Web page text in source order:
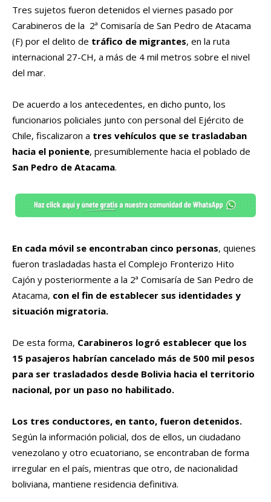
Tres sujetos fueron detenidos el viernes pasado por
Carabineros de la 2ª Comisaría de San Pedro de Atacama
(F) por el delito de tráfico de migrantes, en la ruta
internacional 27-CH, a más de 4 mil metros sobre el nivel
del mar.
De acuerdo a los antecedentes, en dicho punto, los
funcionarios policiales junto con personal del Ejército de
Chile, fiscalizaron a tres vehículos que se trasladaban
hacia el poniente, presumiblemente hacia el poblado de
San Pedro de Atacama.
En cada móvil se encontraban cinco personas, quienes
fueron trasladadas hasta el Complejo Fronterizo Hito
Cajón y posteriormente a la 2ª Comisaría de San Pedro de
Atacama, con el fin de establecer sus identidades y
situación migratoria.
De esta forma, Carabineros logró establecer que los
15 pasajeros habrían cancelado más de 500 mil pesos
para ser trasladados desde Bolivia hacia el territorio
nacional, por un paso no habilitado.
Los tres conductores, en tanto, fueron detenidos.
Según la información policial, dos de ellos, un ciudadano
venezolano y otro ecuatoriano, se encontraban de forma
irregular en el país, mientras que otro, de nacionalidad
boliviana, mantiene residencia definitiva.